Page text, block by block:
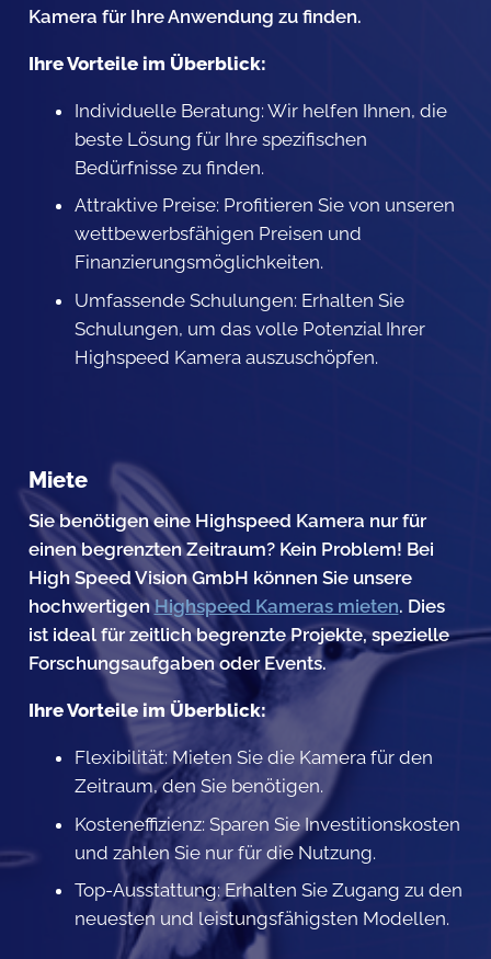
Kamera für Ihre Anwendung zu finden.
Ihre Vorteile im Überblick:
Individuelle Beratung: Wir helfen Ihnen, die
beste Lösung für Ihre spezifischen
Bedürfnisse zu finden.
Attraktive Preise: Profitieren Sie von unseren
wettbewerbsfähigen Preisen und
Finanzierungsmöglichkeiten.
Umfassende Schulungen: Erhalten Sie
Schulungen, um das volle Potenzial Ihrer
Highspeed Kamera auszuschöpfen.
Miete
Sie benötigen eine Highspeed Kamera nur für
einen begrenzten Zeitraum? Kein Problem! Bei
High Speed Vision GmbH können Sie unsere
hochwertigenHighspeed Kameras mieten. Dies
ist ideal für zeitlich begrenzte Projekte, spezielle
Forschungsaufgaben oder Events.
Ihre Vorteile im Überblick:
Flexibilität: Mieten Sie die Kamera für den
Zeitraum, den Sie benötigen.
Kosteneffizienz: Sparen Sie Investitionskosten
und zahlen Sie nur für die Nutzung.
Top-Ausstattung: Erhalten Sie Zugang zu den
neuesten und leistungsfähigsten Modellen.